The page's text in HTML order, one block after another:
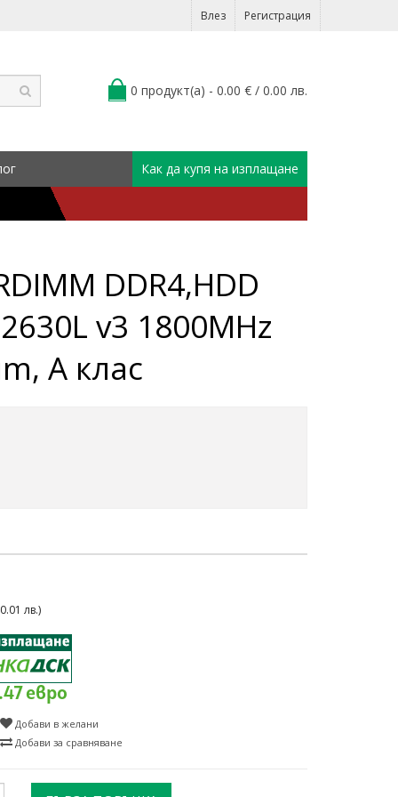
Влез Регистрация
0 продукт(а) - 0.00 € / 0.00 лв.
Как да купя на изплащане
DDR4,HDD
v3 1800MHz
A клас
лв.)
евро
Добави в желани
Добави за сравняване